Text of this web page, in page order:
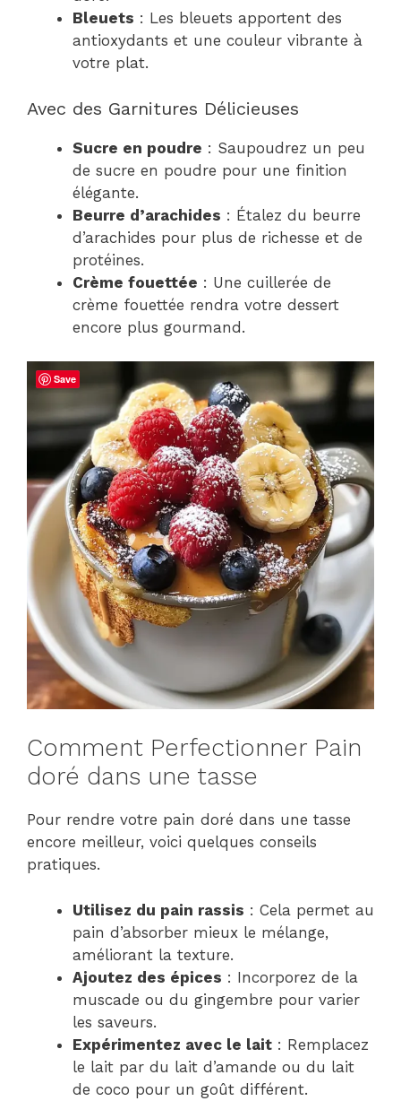
Bleuets : Les bleuets apportent des
antioxydants et une couleur vibrante à
votre plat.
Avec des Garnitures Délicieuses
Sucre en poudre : Saupoudrez un peu
de sucre en poudre pour une finition
élégante.
Beurre d’arachides : Étalez du beurre
d’arachides pour plus de richesse et de
protéines.
Crème fouettée : Une cuillerée de
crème fouettée rendra votre dessert
encore plus gourmand.
Comment Perfectionner Pain
doré dans une tasse
Pour rendre votre pain doré dans une tasse
encore meilleur, voici quelques conseils
pratiques.
Utilisez du pain rassis : Cela permet au
pain d’absorber mieux le mélange,
améliorant la texture.
Ajoutez des épices : Incorporez de la
muscade ou du gingembre pour varier
les saveurs.
Expérimentez avec le lait : Remplacez
le lait par du lait d’amande ou du lait
de coco pour un goût différent.
Save